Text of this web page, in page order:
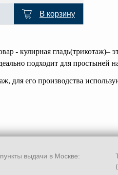
В корзину
- кулирная гладь(трикотаж)–
подходит для простыней
для его производства
выдачи в Москве: